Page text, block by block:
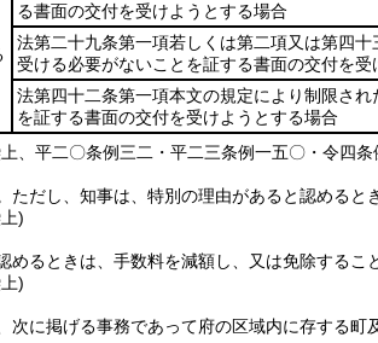
る書面の交付を受けようとする場合
法第二十九条第一項若しくは第二項又は第四十
受ける必要がないことを証する書面の交付を受
法第四十二条第一項本文の規定により制限され
を証する書面の交付を受けようとする場合
、平二〇条例三二・平二三条例一五〇・令四
ただし、知事は、特別の理由があると認めると
)
めるときは、手数料を減額し、又は免除するこ
)
次に掲げる事務であって府の区域内に存する